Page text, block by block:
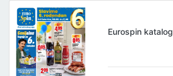
Eurospin katalog